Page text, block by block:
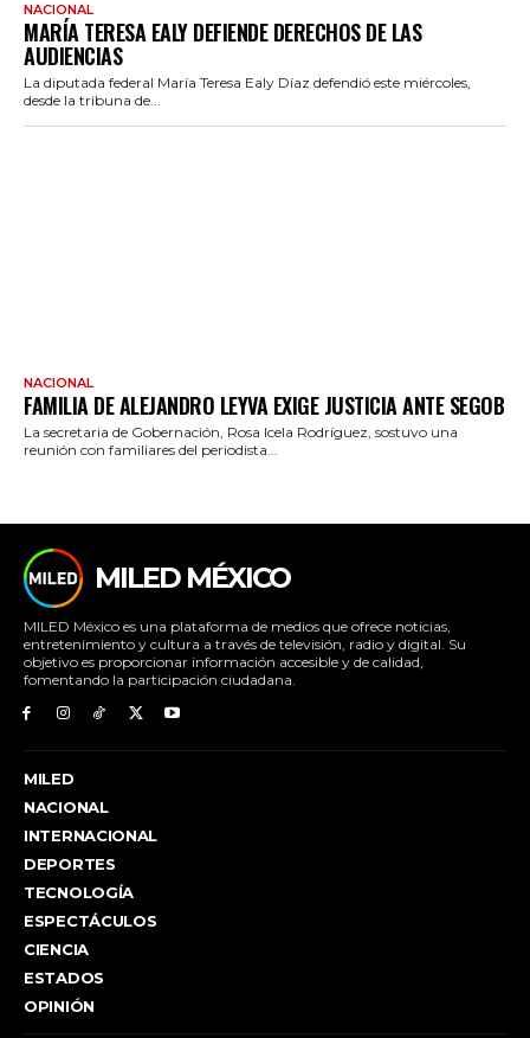
NACIONAL
MARÍA TERESA EALY DEFIENDE DERECHOS DE LAS
AUDIENCIAS
La diputada federal María Teresa Ealy Díaz defendió este miércoles,
desde la tribuna de...
NACIONAL
FAMILIA DE ALEJANDRO LEYVA EXIGE JUSTICIA ANTE SEGOB
La secretaria de Gobernación, Rosa Icela Rodríguez, sostuvo una
reunión con familiares del periodista...
MILED MÉXICO
MILED México es una plataforma de medios que ofrece noticias,
entretenimiento y cultura a través de televisión, radio y digital. Su
objetivo es proporcionar información accesible y de calidad,
fomentando la participación ciudadana.
MILED
NACIONAL
INTERNACIONAL
DEPORTES
TECNOLOGÍA
ESPECTÁCULOS
CIENCIA
ESTADOS
OPINIÓN